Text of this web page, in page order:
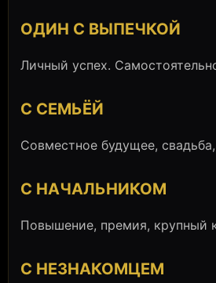
ОДИН С ВЫПЕЧКОЙ
Личный успех.
С СЕМЬЁЙ
Совместное будущее,
С НАЧАЛЬНИКОМ
Повышение, премия, крупный
С НЕЗНАКОМЦЕМ